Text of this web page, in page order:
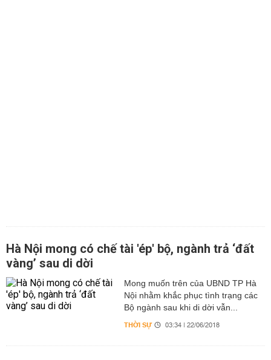
Hà Nội mong có chế tài 'ép' bộ, ngành trả ‘đất
vàng’ sau di dời
Mong muốn trên của UBND TP Hà
Nội nhằm khắc phục tình trạng các
Bộ ngành sau khi di dời vẫn...
THỜI SỰ 03:34 | 22/06/2018